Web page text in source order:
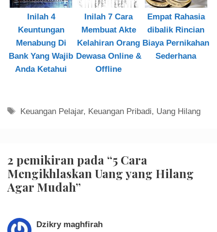
Inilah 4
Keuntungan
Menabung Di
Bank Yang Wajib
Anda Ketahui
Inilah 7 Cara
Membuat Akte
Kelahiran Orang
Dewasa Online &
Offline
Empat Rahasia
dibalik Rincian
Biaya Pernikahan
Sederhana
Tag
Keuangan Pelajar, Keuangan Pribadi, Uang Hilang
2 pemikiran pada “5 Cara
Mengikhlaskan Uang yang Hilang
Agar Mudah”
Dzikry maghfirah